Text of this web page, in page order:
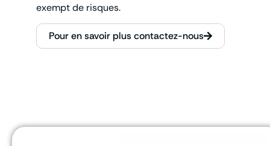
exempt de risques.
Pour en savoir plus contactez-nous